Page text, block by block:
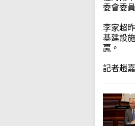
委會委
李家超
基建設
贏。
記者趙